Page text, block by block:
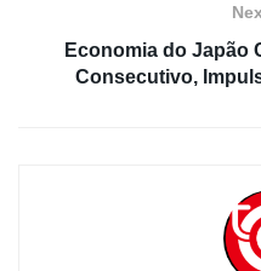
Economia do Japão
Consecutivo,